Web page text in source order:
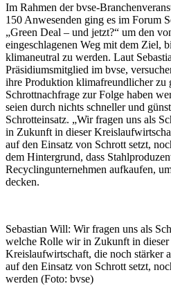
Im Rahmen der bvse-
150 Anwesenden ging es im Forum
„Green Deal – und jetzt?“ um den
eingeschlagenen Weg mit dem Ziel,
klimaneutral zu werden. Laut
Präsidiumsmitglied im bvse,
ihre Produktion klimafreundlicher zu
Schrottnachfrage zur Folge haben
seien durch nichts schneller und
Schrotteinsatz. „Wir fragen uns als
in Zukunft in dieser
auf den Einsatz von Schrott setzt,
dem Hintergrund, dass
Recyclingunternehmen aufkaufen,
decken.
Sebastian Will: Wir fragen uns als
welche Rolle wir in Zukunft in dieser
Kreislaufwirtschaft, die noch stärker
auf den Einsatz von Schrott setzt,
werden (Foto: bvse)